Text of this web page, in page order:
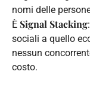
nomi delle
È Signal Stacking
sociali a quello
nessun
costo.